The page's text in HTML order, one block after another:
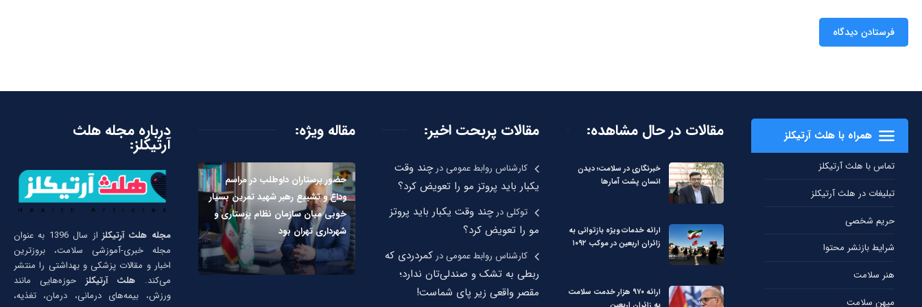
همراه با هلث آرتیکلز
تماس با هلث آرتیکلز
تبلیغات در هلث آرتیکلز
حریم شخصی
شرایط بازنشر محتوا
هنر سلامت
میهن سلامت
مقالات در حال مشاهده:
خبرنگاری در سلامت؛ دیدن
انسان پشت آمارها
ارائه خدمات ویژه بازتوانی به
زائران اربعین در موکب ۱۰۹۲
ارائه ۹۷۰ هزار خدمت سلامت
مقالات پربحت اخیر:
کارشناس روابط عمومیدرچند وقت
یکبار باید پروتز مو را تعویض کرد؟
توکلیدرچند وقت یکبار باید پروتز
مو را تعویض کرد؟
کارشناس روابط عمومیدر کمردردی که
ربطی به تشک و صندلی‌تان ندارد؛
مقصر واقعی زیر پای شماست!
مقاله ویژه:
حضور پرستاران داوطلب در مراسم
وداع و تشییع رهبر شهید تمرین بسیار
خوبی میان سازمان نظام پرستاری و
شهرداری تهران بود
درباره مجله هلث
آرتیکلز:
مجله هلث آرتیکلز
از سال 1396 به عنوان
مجله خبری-آموزشی سلامت، بروزترین
اخبار و مقالات پزشکی و بهداشتی را منتشر
می‌کند. هلث آرتیکلز حوزه‌هایی مانند
ورزش، بیمه‌های درمانی، درمان، تغذیه،